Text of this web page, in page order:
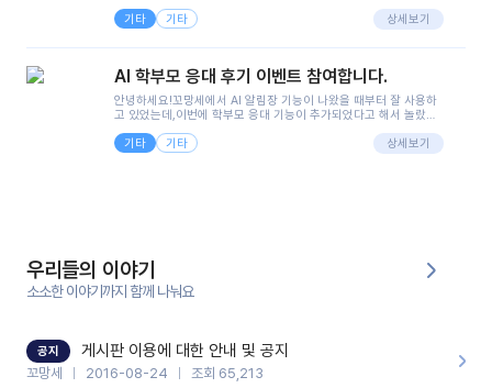
려니 어려울때가...^^(저만 그런거 아니죠 ㅜㅜ)꼬망봇의 장점은 지
피티나 제미나이는 몇세이고 여자인지 남자인지 등그래도 좀 기본
정보를 제공하면서 물어봐야할 때가 있어그때마다 정보를 입력하는
으셔서 고민이 됐는데ai 학부모 응대를 써볼 수 있어서 좋았어요!앞
면..)그리고 제가 신입 때 이게 있었더라면 ㅜㅜㅜㅜ?응대 팁이 정말
좋은거 같아요지금은 그래도 아이들이 잘 이해 되지만초임 때는 정
말 어려워서 항상다른 선생님들께 도움을 요청했었거든요..ㅠ*일지
쓸 때도 좀 도움이 되는 거 같아요!
기타 기타 상세보기
AI 학부모 응대 후기 이벤트 참여합니다.
안녕하세요!꼬망세에서 AI 알림장 기능이 나왔을 때부터 잘 사용하
고 있었는데,이번에 학부모 응대 기능이 추가되었다고 해서 놀랐습
님 응대에 더 많은 부담을 느끼고 있습니다 ㅠㅠ이번에 제가 원에서
겪은 일과 학부모님께 전달드렸던 내용을 함께 보시고,저와 비슷한
을 많이 하는데,꼬망봇 덕분에 고민하는 시간을 줄이고 학부모님을
안심시킬 수 있었습니다.이 부분은 꼬망봇이 추가로 알려준 응대 tip
입니다.학부모님께 전화를 드리기 전에, 내용을 숙지하여 좀 더 전문
성 있는 교사가 되어 대화를 나눌 수 있었습니다.꼬망세 AI학부모 응
기능을 개발해 주셔서 감사합니다.
기타 기타 상세보기
우리들의 이야기
소소한 이야기까지 함께 나눠요
공지 게시판 이용에 대한 안내 및 공지
꼬망세 2016-08-24 조회 65,213